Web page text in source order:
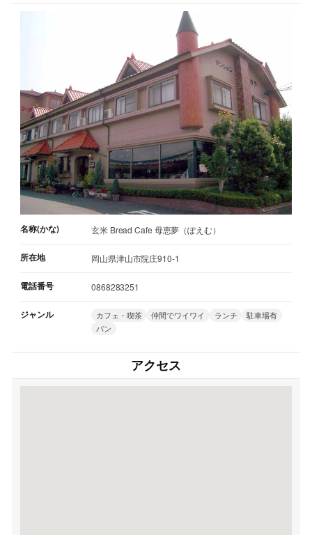
名称(かな) 玄米 Bread Cafe 母恵夢（ぽえむ）
所在地 岡山県津山市院庄910-1
電話番号 0868283251
ジャンル カフェ・喫茶 仲間でワイワイ ランチ
駐車場有
パン
アクセス